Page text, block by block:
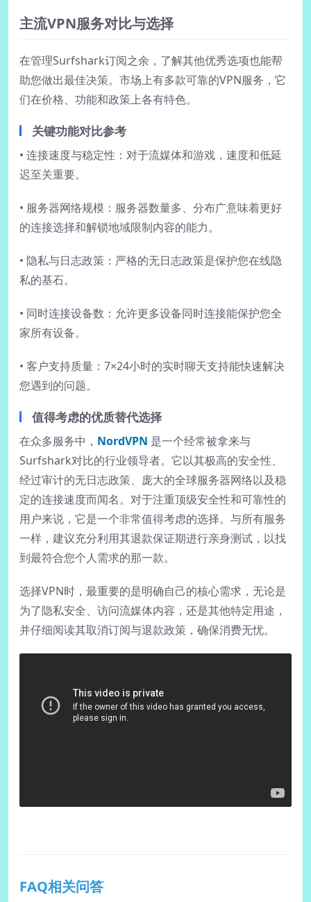
主流VPN服务对比与选择
在管理Surfshark订阅之余，了解其他优秀选项也能帮
助您做出最佳决策。市场上有多款可靠的VPN服务，它
们在价格、功能和政策上各有特色。
关键功能对比参考
• 连接速度与稳定性：对于流媒体和游戏，速度和低延
迟至关重要。
• 服务器网络规模：服务器数量多、分布广意味着更好
的连接选择和解锁地域限制内容的能力。
• 隐私与日志政策：严格的无日志政策是保护您在线隐
私的基石。
• 同时连接设备数：允许更多设备同时连接能保护您全
家所有设备。
• 客户支持质量：7×24小时的实时聊天支持能快速解决
您遇到的问题。
值得考虑的优质替代选择
在众多服务中， NordVPN 是一个经常被拿来与
Surfshark对比的行业领导者。它以其极高的安全性、
经过审计的无日志政策、庞大的全球服务器网络以及稳
定的连接速度而闻名。对于注重顶级安全性和可靠性的
用户来说，它是一个非常值得考虑的选择。与所有服务
一样，建议充分利用其退款保证期进行亲身测试，以找
到最符合您个人需求的那一款。
选择VPN时，最重要的是明确自己的核心需求，无论是
为了隐私安全、访问流媒体内容，还是其他特定用途，
并仔细阅读其取消订阅与退款政策，确保消费无忧。
FAQ相关问答